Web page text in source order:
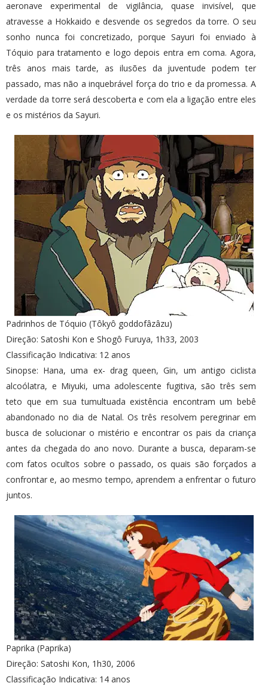
aeronave experimental de vigilância, quase invisível, que
atravesse a Hokkaido e desvende os segredos da torre. O seu
sonho nunca foi concretizado, porque Sayuri foi enviado à
Tóquio para tratamento e logo depois entra em coma. Agora,
três anos mais tarde, as ilusões da juventude podem ter
passado, mas não a inquebrável força do trio e da promessa. A
verdade da torre será descoberta e com ela a ligação entre eles
e os mistérios da Sayuri.
Padrinhos de Tóquio (Tôkyô goddofâzâzu)
Direção: Satoshi Kon e Shogô Furuya, 1h33, 2003
Classificação Indicativa: 12 anos
Sinopse: Hana, uma ex- drag queen, Gin, um antigo ciclista
alcoólatra, e Miyuki, uma adolescente fugitiva, são três sem
teto que em sua tumultuada existência encontram um bebê
abandonado no dia de Natal. Os três resolvem peregrinar em
busca de solucionar o mistério e encontrar os pais da criança
antes da chegada do ano novo. Durante a busca, deparam-se
com fatos ocultos sobre o passado, os quais são forçados a
confrontar e, ao mesmo tempo, aprendem a enfrentar o futuro
juntos.
Paprika (Paprika)
Direção: Satoshi Kon, 1h30, 2006
Classificação Indicativa: 14 anos